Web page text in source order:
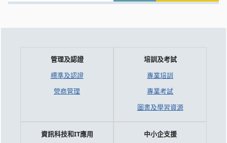
管理及認證
標準及認證
營商管理
培訓及考試
專業培訓
專業考試
圖書及學習資源
資訊科技和IT應用
中小企支援